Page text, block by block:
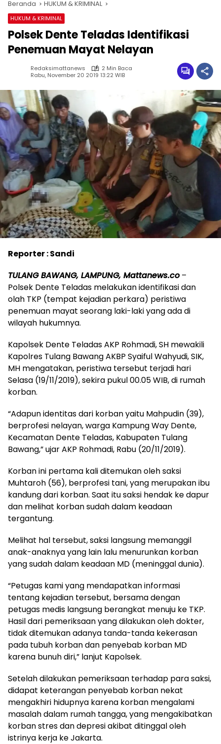
Beranda HUKUM & KRIMINAL
HUKUM & KRIMINAL
Polsek Dente Teladas Identifikasi
Penemuan Mayat Nelayan
Redaksimattanews
2 Min Baca
Rabu, November 20 2019 13:22 WIB
Reporter : Sandi
TULANG BAWANG, LAMPUNG, Mattanews.co–
Polsek Dente Teladas melakukan identifikasi dan
olah TKP (tempat kejadian perkara) peristiwa
penemuan mayat seorang laki-laki yang ada di
wilayah hukumnya.
Kapolsek Dente Teladas AKP Rohmadi, SH mewakili
Kapolres Tulang Bawang AKBP Syaiful Wahyudi, SIK,
MH mengatakan, peristiwa tersebut terjadi hari
Selasa (19/11/2019), sekira pukul 00.05 WIB, di rumah
korban.
“Adapun identitas dari korban yaitu Mahpudin (39),
berprofesi nelayan, warga Kampung Way Dente,
Kecamatan Dente Teladas, Kabupaten Tulang
Bawang,” ujar AKP Rohmadi, Rabu (20/11/2019).
Korban ini pertama kali ditemukan oleh saksi
Muhtaroh (56), berprofesi tani, yang merupakan ibu
kandung dari korban. Saat itu saksi hendak ke dapur
dan melihat korban sudah dalam keadaan
tergantung.
Melihat hal tersebut, saksi langsung memanggil
anak-anaknya yang lain lalu menurunkan korban
yang sudah dalam keadaan MD (meninggal dunia).
“Petugas kami yang mendapatkan informasi
tentang kejadian tersebut, bersama dengan
petugas medis langsung berangkat menuju ke TKP.
Hasil dari pemeriksaan yang dilakukan oleh dokter,
tidak ditemukan adanya tanda-tanda kekerasan
pada tubuh korban dan penyebab korban MD
karena bunuh diri,” lanjut Kapolsek.
Setelah dilakukan pemeriksaan terhadap para saksi,
didapat keterangan penyebab korban nekat
mengakhiri hidupnya karena korban mengalami
masalah dalam rumah tangga, yang mengakibatkan
korban stres dan depresi akibat ditinggal oleh
istrinya kerja ke Jakarta.